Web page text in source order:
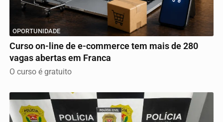
OPORTUNIDADE
Curso on-line de e-commerce tem mais de 280
vagas abertas em Franca
O curso é gratuito